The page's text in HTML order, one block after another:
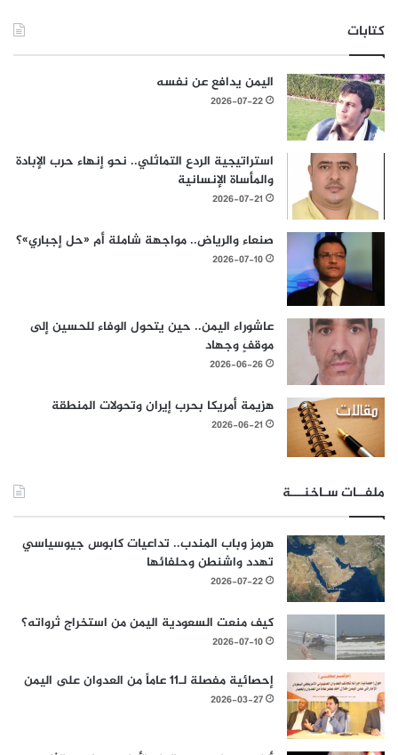
كتابات
اليمن يدافع عن نفسه
2026-07-22
استراتيجية الردع التماثلي.. نحو إنهاء حرب الإبادة
والمأساة الإنسانية
2026-07-21
صنعاء والرياض.. مواجهة شاملة أم «حل إجباري»؟
2026-07-10
عاشوراء اليمن.. حين يتحول الوفاء للحسين إلى
موقفٍ وجهاد
2026-06-26
هزيمة أمريكا بحرب إيران وتحولات المنطقة
2026-06-21
ملفــات سـاخنـــة
هرمز وباب المندب.. تداعيات كابوس جيوسياسي
تهدد واشنطن وحلفائها
2026-07-22
كيف منعت السعودية اليمن من استخراج ثرواته؟
2026-07-10
إحصائية مفصلة لـ11 عاماً من العدوان على اليمن
2026-03-27